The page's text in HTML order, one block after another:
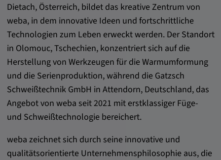
Dietach, Österreich, bildet das kreative Zentrum von
weba, in dem innovative Ideen und fortschrittliche
Technologien zum Leben erweckt werden. Der Standort
in Olomouc, Tschechien, konzentriert sich auf die
Herstellung von Werkzeugen für die Warmumformung
und die Serienproduktion, während die Gatzsch
Schweißtechnik GmbH in Attendorn, Deutschland, das
Angebot von weba seit 2021 mit erstklassiger Füge-
und Schweißtechnologie bereichert.
weba zeichnet sich durch seine innovative und
qualitätsorientierte Unternehmensphilosophie aus, die